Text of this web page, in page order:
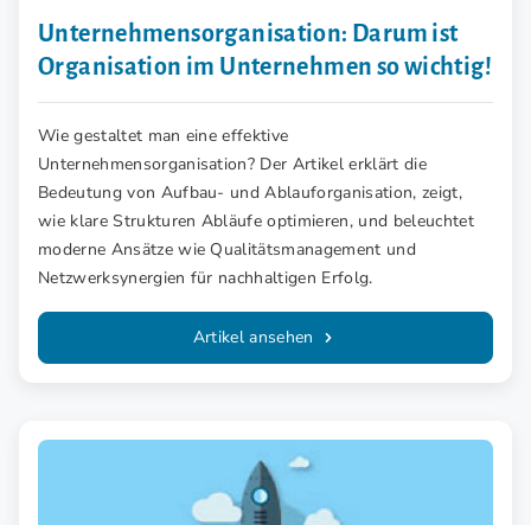
Unternehmensorganisation: Darum ist
Organisation im Unternehmen so wichtig!
Wie gestaltet man eine effektive
Unternehmensorganisation? Der Artikel erklärt die
Bedeutung von Aufbau- und Ablauforganisation, zeigt,
wie klare Strukturen Abläufe optimieren, und beleuchtet
moderne Ansätze wie Qualitätsmanagement und
Netzwerksynergien für nachhaltigen Erfolg.
Artikel ansehen